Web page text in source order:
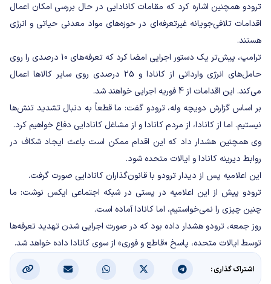
ترودو همچنین اشاره کرد که مقامات کانادایی در حال بررسی امکان اعمال
اقدامات تلافی‌جویانه غیرتعرفه‌ای در حوزه‌های مواد معدنی حیاتی و انرژی
هستند.
ترامپ، پیش‌تر یک دستور اجرایی امضا کرد که تعرفه‌های 10 درصدی را روی
حامل‌های انرژی وارداتی از کانادا و 25 درصدی روی سایر کالاها اعمال
می‌کند. این اقدامات از 4 فوریه اجرایی خواهند شد.
بر اساس گزارش دویچه وله، ترودو گفت: ما قطعاً به دنبال تشدید تنش‌ها
نیستیم. اما از کانادا، از مردم کانادا و از مشاغل کانادایی دفاع خواهیم کرد.
وی همچنین هشدار داد که این اقدام ممکن است باعث ایجاد شکاف در
روابط دیرینه کانادا و ایالات متحده شود.
این اعلامیه پس از دیدار ترودو با قانون‌گذاران کانادایی صورت گرفت.
ترودو پیش از این اعلامیه در پستی در شبکه اجتماعی ایکس نوشت: ما
چنین چیزی را نمی‌خواستیم، اما کانادا آماده است.
روز جمعه، ترودو هشدار داده بود که در صورت اجرایی شدن تهدید تعرفه‌ها
توسط ایالات متحده، پاسخ «قاطع و فوری» از سوی کانادا داده خواهد شد.
اشتراک گذاری :